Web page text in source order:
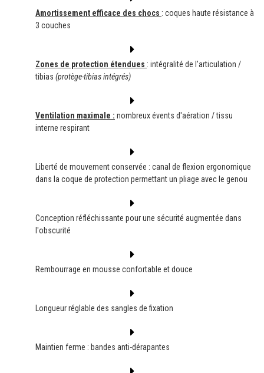
Amortissement efficace des chocs : coques haute résistance à
3 couches
Zones de protection étendues : intégralité de l'articulation /
tibias (protège-tibias intégrés)
Ventilation maximale : nombreux évents d'aération / tissu
interne respirant
Liberté de mouvement conservée : canal de flexion ergonomique
dans la coque de protection permettant un pliage avec le genou
Conception réfléchissante pour une sécurité augmentée dans
l'obscurité
Rembourrage en mousse confortable et douce
Longueur réglable des sangles de fixation
Maintien ferme : bandes anti-dérapantes